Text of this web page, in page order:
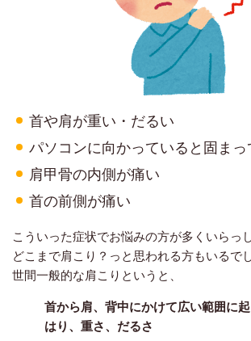
首や肩が重い・だるい
パソコンに向かっていると固まっ
肩甲骨の内側が痛い
首の前側が痛い
こういった症状でお悩みの方が多くいらっ
どこまで肩こり？っと思われる方もいるで
世間一般的な肩こりというと、
首から肩、背中にかけて広い範囲に起
はり、重さ、だるさ